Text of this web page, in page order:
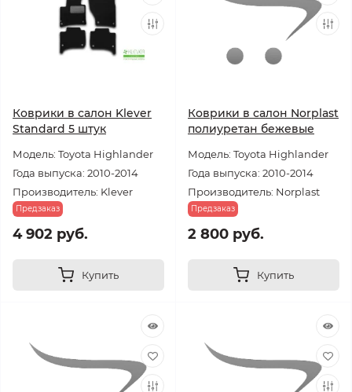
Коврики в салон Klever
Standard 5 штук
Модель: Toyota Highlander
Года выпуска: 2010-2014
Производитель: Klever
Предзаказ
4 902 руб.
Купить
Коврики в салон Norplast
полиуретан бежевые
Модель: Toyota Highlander
Года выпуска: 2010-2014
Производитель: Norplast
Предзаказ
2 800 руб.
Купить